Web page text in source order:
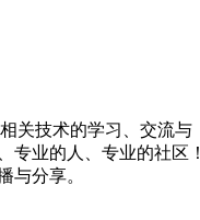
关技术的学习、交流与
专业的人、专业的社区！
与分享。